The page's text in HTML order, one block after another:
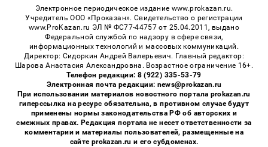
Электронное периодическое издание www.prokazan.ru.
Учредитель ООО «Проказан». Cвидетельство о регистрации
www.ProKazan.ru ЭЛ № ФС77-44757 от 25.04.2011, выдано
Федеральной службой по надзору в сфере связи,
информационных технологий и массовых коммуникаций.
Директор: Сидоркин Андрей Валерьевич. Главный редактор:
Шарова Анастасия Александровна. Возрастное ограничение 16+.
Телефон редакции: 8 (922) 335-53-79
Электронная почта редакции: news@prokazan.ru
При использовании материалов новостного портала prokazan.ru
гиперссылка на ресурс обязательна, в противном случае будут
применены нормы законодательства РФ об авторских и
смежных правах. Редакция портала не несет ответственности за
комментарии и материалы пользователей, размещенные на
сайте prokazan.ru и его субдоменах.